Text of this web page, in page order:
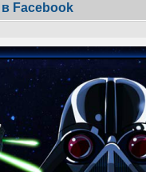
Facebook